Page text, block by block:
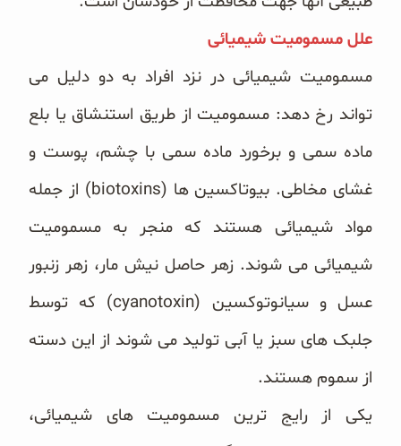
علل مسمومیت شیمیائی
مسمومیت شیمیائی در نزد افراد به دو دلیل می
تواند رخ دهد: مسمومیت از طریق استنشاق یا بلع
ماده سمی و برخورد ماده سمی با چشم، پوست و
غشای مخاطی. بیوتاکسین ها (biotoxins) از جمله
مواد شیمیائی هستند که منجر به مسمومیت
شیمیائی می شوند. زهر حاصل نیش مار، زهر زنبور
عسل و سیانوتوکسین (cyanotoxin) که توسط
جلبک های سبز یا آبی تولید می شوند از این دسته
از سموم هستند.
یکی از رایج ترین مسمومیت های شیمیائی،